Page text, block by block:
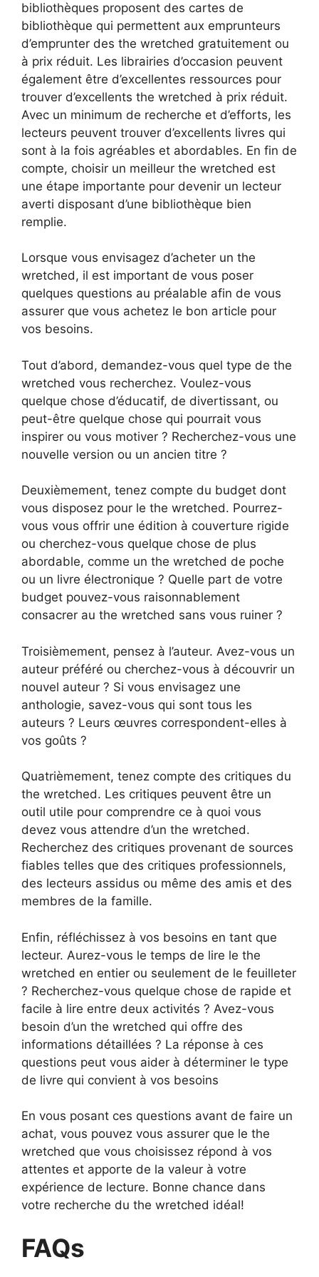
bibliothèques proposent des cartes de
bibliothèque qui permettent aux emprunteurs
d’emprunter des the wretched gratuitement ou
à prix réduit. Les librairies d’occasion peuvent
également être d’excellentes ressources pour
trouver d’excellents the wretched à prix réduit.
Avec un minimum de recherche et d’efforts, les
lecteurs peuvent trouver d’excellents livres qui
sont à la fois agréables et abordables. En fin de
compte, choisir un meilleur the wretched est
une étape importante pour devenir un lecteur
averti disposant d’une bibliothèque bien
remplie.
Lorsque vous envisagez d’acheter un the
wretched, il est important de vous poser
quelques questions au préalable afin de vous
assurer que vous achetez le bon article pour
vos besoins.
Tout d’abord, demandez-vous quel type de the
wretched vous recherchez. Voulez-vous
quelque chose d’éducatif, de divertissant, ou
peut-être quelque chose qui pourrait vous
inspirer ou vous motiver ? Recherchez-vous une
nouvelle version ou un ancien titre ?
Deuxièmement, tenez compte du budget dont
vous disposez pour le the wretched. Pourrez-
vous vous offrir une édition à couverture rigide
ou cherchez-vous quelque chose de plus
abordable, comme un the wretched de poche
ou un livre électronique ? Quelle part de votre
budget pouvez-vous raisonnablement
consacrer au the wretched sans vous ruiner ?
Troisièmement, pensez à l’auteur. Avez-vous un
auteur préféré ou cherchez-vous à découvrir un
nouvel auteur ? Si vous envisagez une
anthologie, savez-vous qui sont tous les
auteurs ? Leurs œuvres correspondent-elles à
vos goûts ?
Quatrièmement, tenez compte des critiques du
the wretched. Les critiques peuvent être un
outil utile pour comprendre ce à quoi vous
devez vous attendre d’un the wretched.
Recherchez des critiques provenant de sources
fiables telles que des critiques professionnels,
des lecteurs assidus ou même des amis et des
membres de la famille.
Enfin, réfléchissez à vos besoins en tant que
lecteur. Aurez-vous le temps de lire le the
wretched en entier ou seulement de le feuilleter
? Recherchez-vous quelque chose de rapide et
facile à lire entre deux activités ? Avez-vous
besoin d’un the wretched qui offre des
informations détaillées ? La réponse à ces
questions peut vous aider à déterminer le type
de livre qui convient à vos besoins
En vous posant ces questions avant de faire un
achat, vous pouvez vous assurer que le the
wretched que vous choisissez répond à vos
attentes et apporte de la valeur à votre
expérience de lecture. Bonne chance dans
votre recherche du the wretched idéal!
FAQs